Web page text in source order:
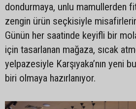
dondurmaya, unlu mamullerden
zengin ürün seçkisiyle
Günün her saatinde keyifli bir
için tasarlanan mağaza, sıcak
yelpazesiyle Karşıyaka’nın yeni
biri olmaya hazırlanıyor.